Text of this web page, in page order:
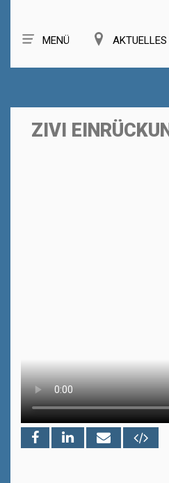
MENÜ AKTUELLES
ZIVI